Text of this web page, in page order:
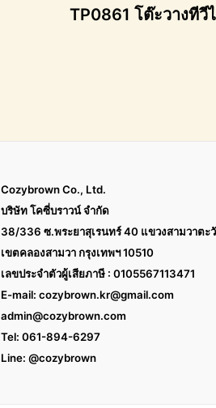
TP0861 โต๊ะวางทีวี
Cozybrown Co., Ltd.
บริษัท โคซี่บราวน์ จำกัด
38/336 ซ.พระยาสุเรนทร์ 40 แขวงสามวาตะ
เขตคลองสามวา กรุงเทพฯ 10510
เลขประจำตัวผู้เสียภาษี : 0105567113471
E-mail: cozybrown.kr@gmail.com
admin@cozybrown.com
Tel: 061-894-6297
Line: @cozybrown